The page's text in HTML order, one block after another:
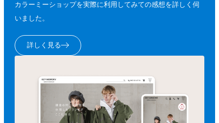
カラーミーショップを実際に利用してみての感想を詳しく伺
いました。
詳しく見る